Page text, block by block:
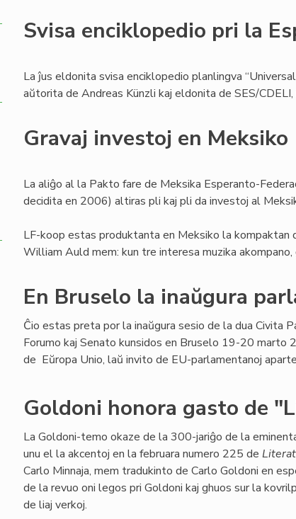
Svisa enciklopedio pri la
La ĵus eldonita svisa enciklopedio planlingva
aŭtorita de Andreas Künzli kaj eldonita de SES/
Gravaj investoj en Meksiko
La aliĝo al la Pakto fare de Meksika Esperanto-
decidita en 2006) altiras pli kaj pli da investoj al
LF-koop estas produktanta en Meksiko la kompaktan
William Auld mem: kun tre interesa muzika
En Bruselo la inaŭgura
Ĉio estas preta por la inaŭgura sesio de la dua Civita
Forumo kaj Senato kunsidos en Bruselo 19-20 marto
de Eŭropa Unio, laŭ invito de EU-parlamentanoj
Goldoni honora gasto de
La Goldoni-temo okaze de la 300-jariĝo de la
unu el la akcentoj en la februara numero 225 de
Carlo Minnaja, mem tradukinto de Carlo Goldoni en
de la revuo oni legos pri Goldoni kaj ghuos sur la
de liaj verkoj.